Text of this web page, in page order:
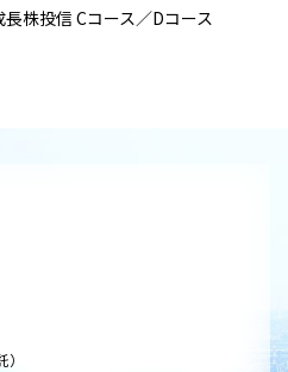
株投信 Cコース／Dコース